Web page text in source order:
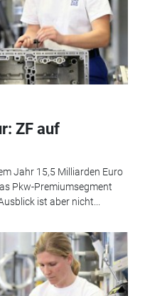
ZF auf
Jahr 15,5 Milliarden Euro
Pkw-Premiumsegment
ist aber nicht...